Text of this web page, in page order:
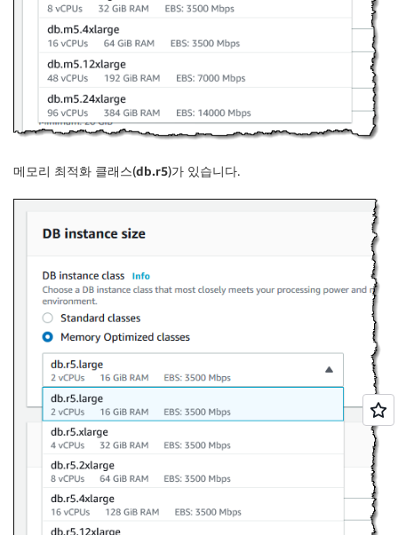
메모리 최적화 클래스(db.r5)가 있습니다.